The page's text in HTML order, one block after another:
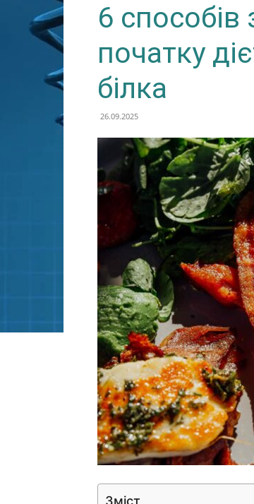
6 способів
початку
білка
26.09.2025
Зміст